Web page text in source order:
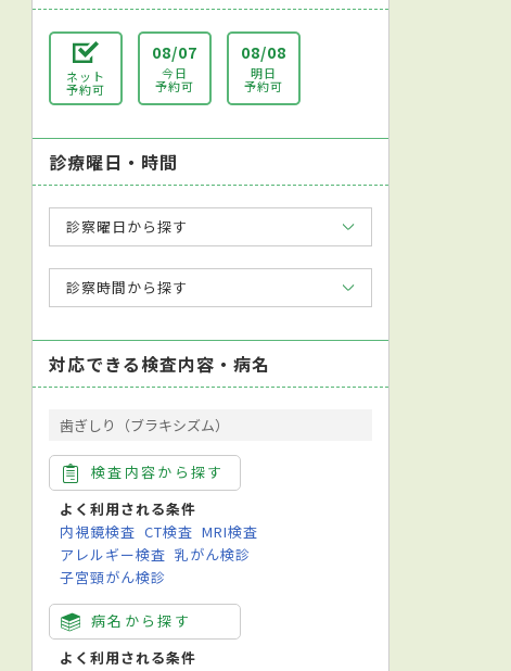
ネット
予約可
08/07
今日
予約可
08/08
明日
予約可
診療曜日・時間
診察曜日から探す
診察時間から探す
対応できる検査内容・病名
歯ぎしり（ブラキシズム）
検査内容から探す
よく利用される条件
内視鏡検査 CT検査 MRI検査
アレルギー検査 乳がん検診
子宮頸がん検診
病名から探す
よく利用される条件